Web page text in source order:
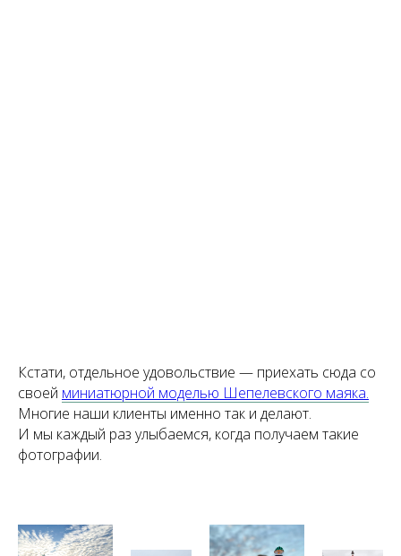
Кстати, отдельное удовольствие — приехать сюда со
своей миниатюрной моделью Шепелевского маяка.
Многие наши клиенты именно так и делают.
И мы каждый раз улыбаемся, когда получаем такие
фотографии.